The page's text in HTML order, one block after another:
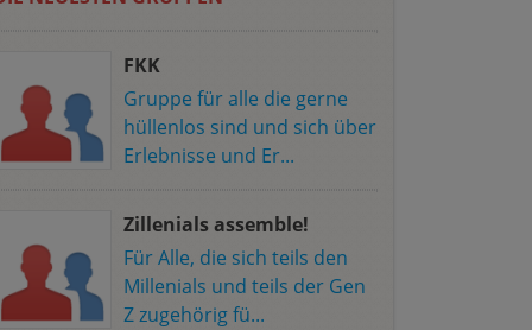
FKK
Gruppe für alle die gerne
hüllenlos sind und sich über
Erlebnisse und Er...
Zillenials assemble!
Für Alle, die sich teils den
Millenials und teils der Gen
Z zugehörig fü...